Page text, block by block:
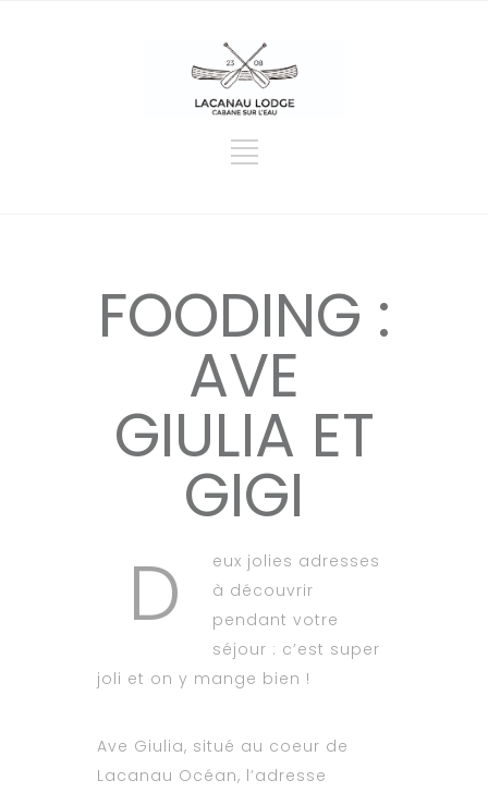
FOODING :
AVE
GIULIA ET
GIGI
D
eux jolies adresses
à découvrir
pendant votre
séjour : c’est super
joli et on y mange bien !
Ave Giulia, situé au coeur de
Lacanau Océan, l’adresse